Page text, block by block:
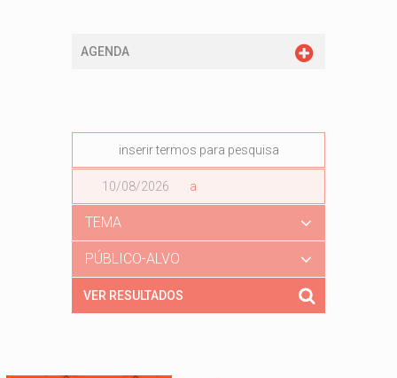
AGENDA
a
Data
TEMA
PÚBLICO-ALVO